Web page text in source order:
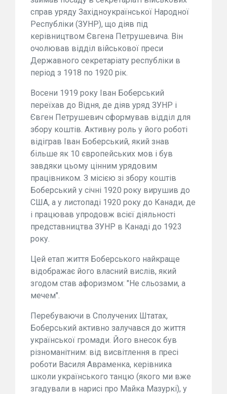
справ уряду Західноукраїнської Народної
Республіки (ЗУНР), що діяв під
керівництвом Євгена Петрушевича. Він
очолював відділ військової преси
Державного секретаріату республіки в
період з 1918 по 1920 рік.
Восени 1919 року Іван Боберський
переїхав до Відня, де діяв уряд ЗУНР і
Євген Петрушевич сформував відділ для
збору коштів. Активну роль у його роботі
відіграв Іван Боберський, який знав
більше як 10 європейських мов і був
завдяки цьому цінним урядовим
працівником. З місією зі збору коштів
Боберський у січні 1920 року вирушив до
США, а у листопаді 1920 року до Канади, де
і працював упродовж всієї діяльності
представництва ЗУНР в Канаді до 1923
року.
Цей етап життя Боберського найкраще
відображає його власний вислів, який
згодом став афоризмом: "Не сльозами, а
мечем".
Перебуваючи в Сполучених Штатах,
Боберський активно залучався до життя
української громади. Його внесок був
різноманітним: від висвітлення в пресі
роботи Василя Авраменка, керівника
школи українського танцю (якого ми вже
згадували в нарисі про Майка Мазуркі), у